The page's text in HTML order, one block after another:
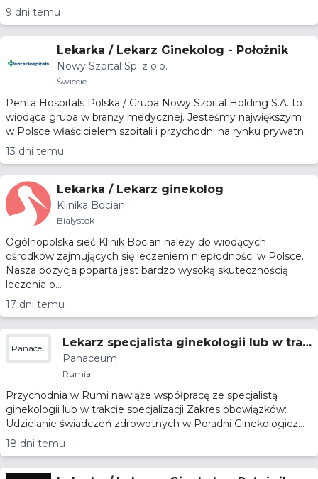
9 dni temu
Lekarka / Lekarz Ginekolog - Położnik
Nowy Szpital Sp. z o.o.
Świecie
Penta Hospitals Polska / Grupa Nowy Szpital Holding S.A. to
wiodąca grupa w branży medycznej. Jesteśmy największym
w Polsce właścicielem szpitali i przychodni na rynku prywatn...
13 dni temu
Lekarka / Lekarz ginekolog
Klinika Bocian
Białystok
Ogólnopolska sieć Klinik Bocian należy do wiodących
ośrodków zajmujących się leczeniem niepłodności w Polsce.
Nasza pozycja poparta jest bardzo wysoką skutecznością
leczenia o...
17 dni temu
Panaceum
Lekarz specjalista ginekologii lub w trak
cie specjalizacji
Panaceum
Rumia
Przychodnia w Rumi nawiąże współpracę ze specjalistą
ginekologii lub w trakcie specjalizacji Zakres obowiązków:
Udzielanie świadczeń zdrowotnych w Poradni Ginekologicz...
18 dni temu